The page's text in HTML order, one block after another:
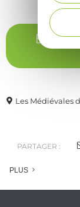
Les Médiévales
En
PARTAGER :
PLUS